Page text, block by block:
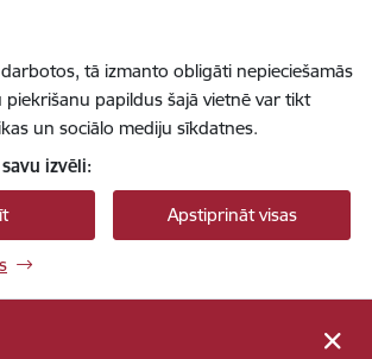
tā izmanto obligāti nepieciešamās
piekrišanu papildus šajā vietnē var tikt
un sociālo mediju sīkdatnes.
izvēli:
Apstiprināt visas